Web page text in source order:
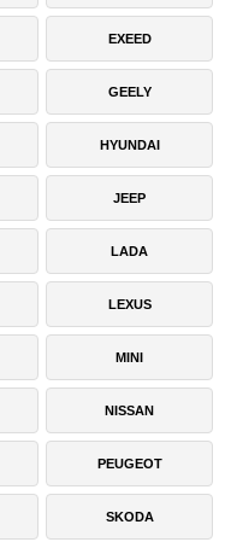
EXEED
GEELY
HYUNDAI
JEEP
LADA
LEXUS
MINI
NISSAN
PEUGEOT
SKODA